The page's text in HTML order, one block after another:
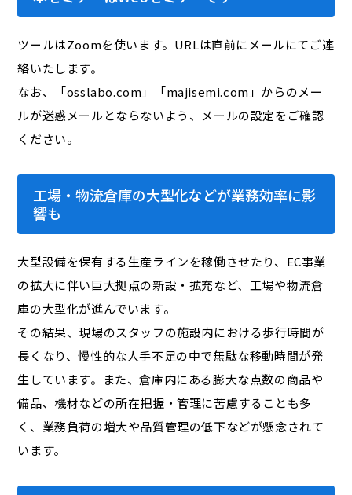
ツールはZoomを使います。URLは直前にメールにてご連
絡いたします。
なお、「osslabo.com」「majisemi.com」からのメー
ルが迷惑メールとならないよう、メールの設定をご確認
ください。
工場・物流倉庫の大型化などが業務効率に影
響も
大型設備を保有する生産ラインを稼働させたり、EC事業
の拡大に伴い巨大拠点の新設・拡充など、工場や物流倉
庫の大型化が進んでいます。
その結果、現場のスタッフの施設内における歩行時間が
長くなり、慢性的な人手不足の中で無駄な移動時間が発
生しています。また、倉庫内にある膨大な点数の商品や
備品、機材などの所在把握・管理に苦慮することも多
く、業務負荷の増大や品質管理の低下などが懸念されて
います。